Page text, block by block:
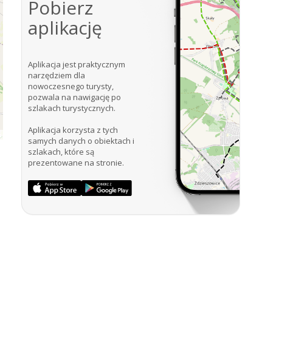
Pobierz
aplikację
Aplikacja jest praktycznym
narzędziem dla
nowoczesnego turysty,
pozwala na nawigację po
szlakach turystycznych.
Aplikacja korzysta z tych
samych danych o obiektach i
szlakach, które są
prezentowane na stronie.